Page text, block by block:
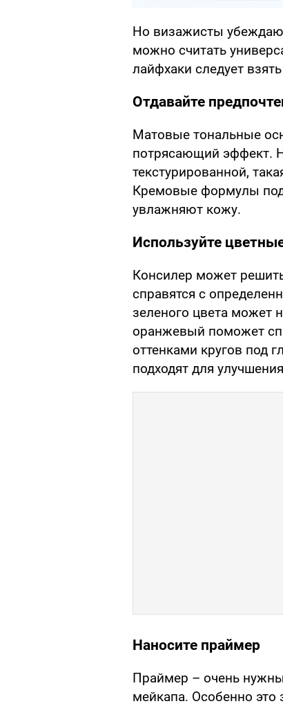
Но визажисты
можно считать
лайфхаки следует
Отдавайте
Матовые тональные
потрясающий эффект.
текстурированной,
Кремовые формулы
увлажняют кожу.
Используйте
Консилер может
справятся с
зеленого цвета может
оранжевый поможет
оттенками кругов под
подходят для
Наносите праймер
Праймер – очень
мейкапа. Особенно